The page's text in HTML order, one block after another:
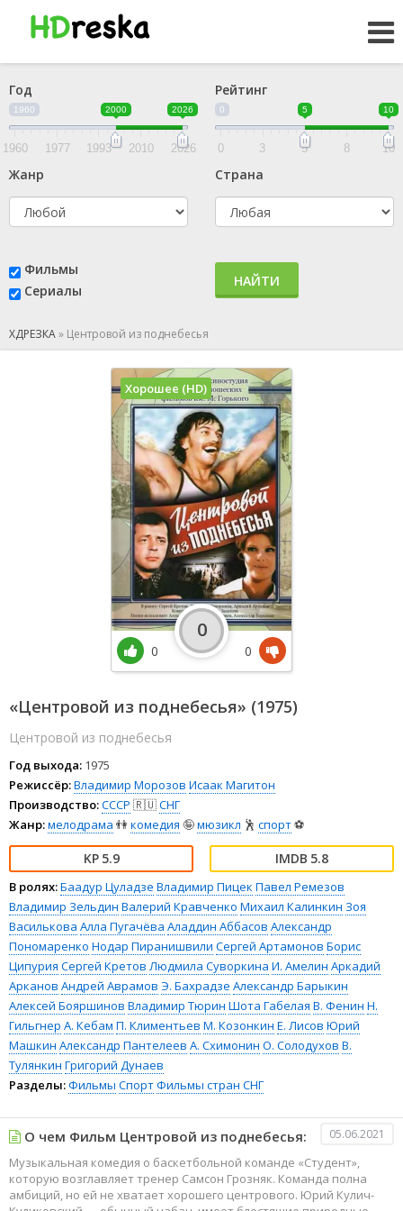
Год
1960 2000 2026
1960 1977 1993 2010 2026
Рейтинг
0 5 10
0 3 5 8 10
Жанр Страна
Фильмы
Сериалы
НАЙТИ
ХДРЕЗКА» Центровой из поднебесья
«Центровой из поднебесья» (1975)
Центровой из поднебесья
Год выхода: 1975
Режиссёр:Владимир Морозов Исаак Магитон
Производство:СССР 🇷🇺СНГ
Жанр:мелодрама 👫комедия 🤪мюзикл 🕺 спорт⚽
5.9 5.8
В ролях:Баадур Цуладзе Владимир Пицек Павел Ремезов
Владимир Зельдин Валерий Кравченко Михаил Калинкин Зоя
Василькова Алла Пугачёва Аладдин Аббасов Александр
Пономаренко Нодар Пиранишвили Сергей Артамонов Борис
Ципурия Сергей Кретов Людмила Суворкина И. Амелин Аркадий
Арканов Андрей Аврамов Э. Бахрадзе Александр Барыкин
Алексей Бояршинов Владимир Тюрин Шота Габелая В. Фенин Н.
Гильгнер А. Кебам П. Климентьев М. Козонкин Е. Лисов Юрий
Машкин Александр Пантелеев А. Схимонин О. Солодухов В.
Тулянкин Григорий Дунаев
Разделы:Фильмы СпортФильмы стран СНГ
Хорошее (HD)
0
0
0
О чем Фильм Центровой из поднебесья: 05.06.2021
Музыкальная комедия о баскетбольной команде «Студент»,
которую возглавляет тренер Самсон Грозняк. Команда полна
амбиций, но ей не хватает хорошего центрового. Юрий Кулич-